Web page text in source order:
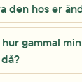
den hos er
gammal